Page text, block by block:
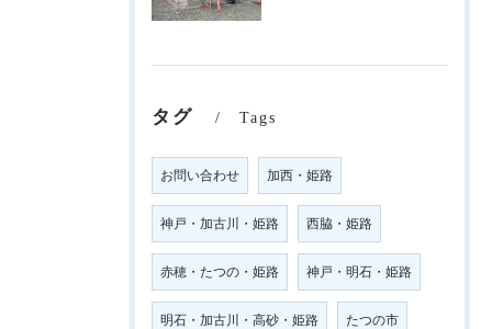
タグ Tags
お問い合わせ 加西・姫路
神戸・加古川・姫路 西脇・姫路
赤穂・たつの・姫路 神戸・明石・姫路
明石・加古川・高砂・姫路 たつの市